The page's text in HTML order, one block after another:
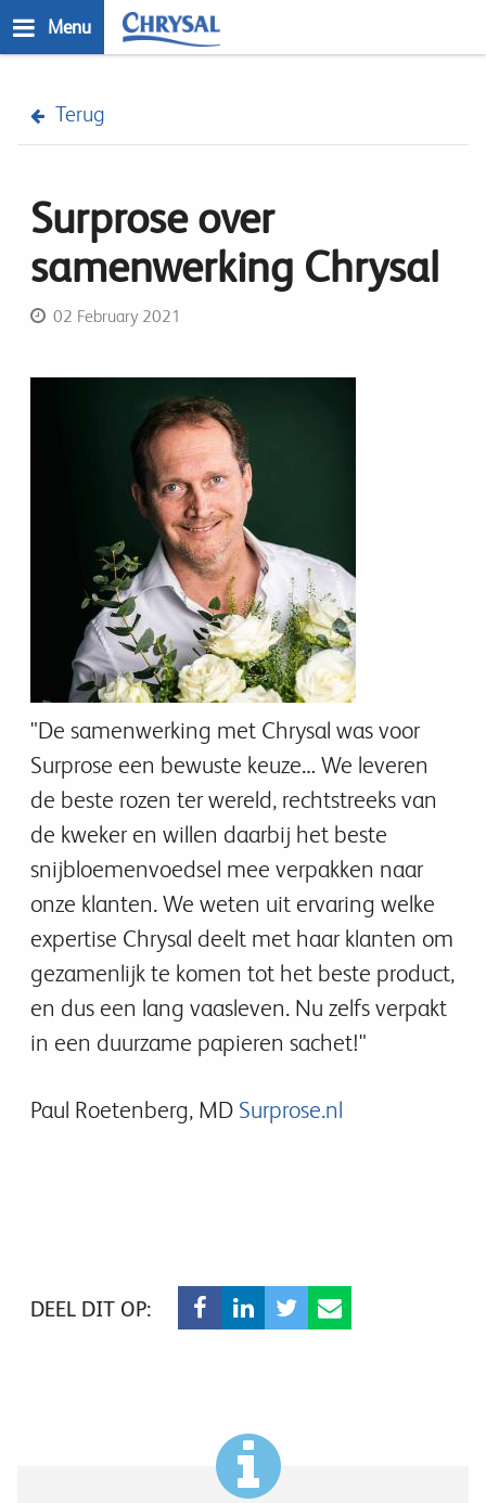
to
Menu
Terug
Surprose over
samenwerking Chrysal
02 February 2021
"De samenwerking met Chrysal was voor
Surprose een bewuste keuze… We leveren
de beste rozen ter wereld, rechtstreeks van
de kweker en willen daarbij het beste
snijbloemenvoedsel mee verpakken naar
onze klanten. We weten uit ervaring welke
expertise Chrysal deelt met haar klanten om
gezamenlijk te komen tot het beste product,
en dus een lang vaasleven. Nu zelfs verpakt
in een duurzame papieren sachet!"
Paul Roetenberg, MD Surprose.nl
DEEL DIT OP: